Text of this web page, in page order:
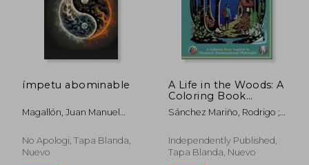
ímpetu abominable
Magallón, Juan Manuel
No Apologi, Tapa Blanda,
Nuevo
A Life in the Woods: A
Coloring Book
Inspired by Thoreau's
Transcendental
Inglés)
Sánchez Mariño, Rodrigo ;
Independently Published,
Tapa Blanda, Nuevo